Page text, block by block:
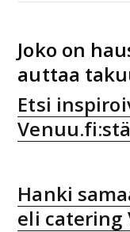
Joko on
auttaa
Etsi
Hanki
eli catering